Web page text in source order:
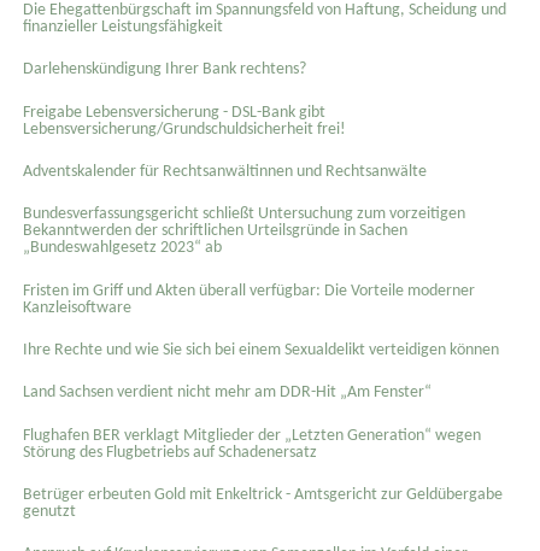
Die Ehegattenbürgschaft im Spannungsfeld von Haftung, Scheidung und
finanzieller Leistungsfähigkeit
Darlehenskündigung Ihrer Bank rechtens?
Freigabe Lebensversicherung - DSL-Bank gibt
Lebensversicherung/Grundschuldsicherheit frei!
Adventskalender für Rechtsanwältinnen und Rechtsanwälte
Bundesverfassungsgericht schließt Untersuchung zum vorzeitigen
Bekanntwerden der schriftlichen Urteilsgründe in Sachen
„Bundeswahlgesetz 2023“ ab
Fristen im Griff und Akten überall verfügbar: Die Vorteile moderner
Kanzleisoftware
Ihre Rechte und wie Sie sich bei einem Sexual­delikt verteidigen können
Land Sachsen verdient nicht mehr am DDR-Hit „Am Fenster“
Flughafen BER verklagt Mitglieder der „Letzten Generation“ wegen
Störung des Flugbetriebs auf Schadenersatz
Betrüger erbeuten Gold mit Enkeltrick - Amtsgericht zur Geldübergabe
genutzt